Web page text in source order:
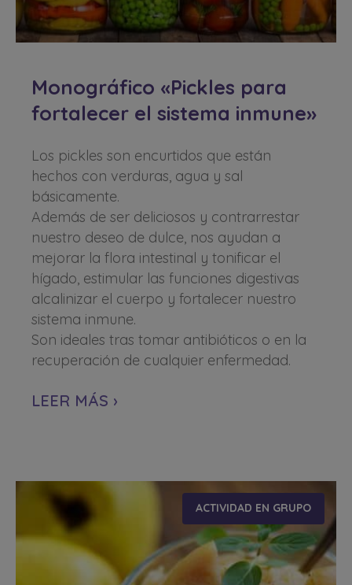
Monográfico «Pickles para
fortalecer el sistema inmune»
Los pickles son encurtidos que están
hechos con verduras, agua y sal
básicamente.
Además de ser deliciosos y contrarrestar
nuestro deseo de dulce, nos ayudan a
mejorar la flora intestinal y tonificar el
hígado, estimular las funciones digestivas
alcalinizar el cuerpo y fortalecer nuestro
sistema inmune.
Son ideales tras tomar antibióticos o en la
recuperación de cualquier enfermedad.
LEER MÁS ›
ACTIVIDAD EN GRUPO